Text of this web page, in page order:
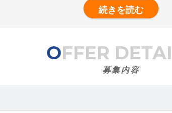
OFFER
募集内容